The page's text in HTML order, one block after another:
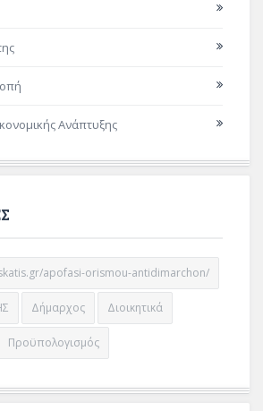
Ανάπτυξης
apofasi-orismou-antidimarchon/
Δήμαρχος Διοικητικά
Προϋπολογισμός